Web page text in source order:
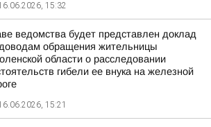
15:32
ведомства будет представлен доклад
обращения жительницы
области о расследовании
гибели ее внука на железной
15:21